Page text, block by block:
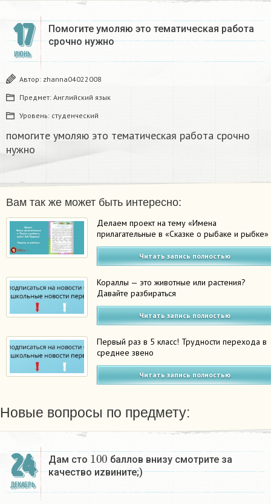
17
ИЮНЬ
Помогите умоляю это тематическая работа
срочно нужно
Автор: zhanna04022008
Предмет: Английский язык
Уровень: студенческий
помогите умоляю это тематическая работа срочно
нужно
Вам так же может быть интересно:
Делаем проект на тему «Имена
прилагательные в «Сказке о рыбаке и рыбке»
Читать запись полностью
Кораллы — это животные или растения?
Давайте разбираться
Читать запись полностью
Первый раз в 5 класс! Трудности перехода в
среднее звено
Читать запись полностью
Новые вопросы по предмету:
24
ДЕКАБРЬ
Дам сто
100
баллов внизу смотрите за
качество иzвините;)